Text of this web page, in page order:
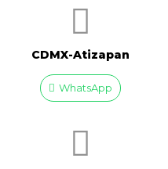
CDMX-Atizapan
WhatsApp